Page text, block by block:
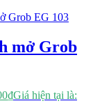
mở Grob
₫Giá hiện tại là: